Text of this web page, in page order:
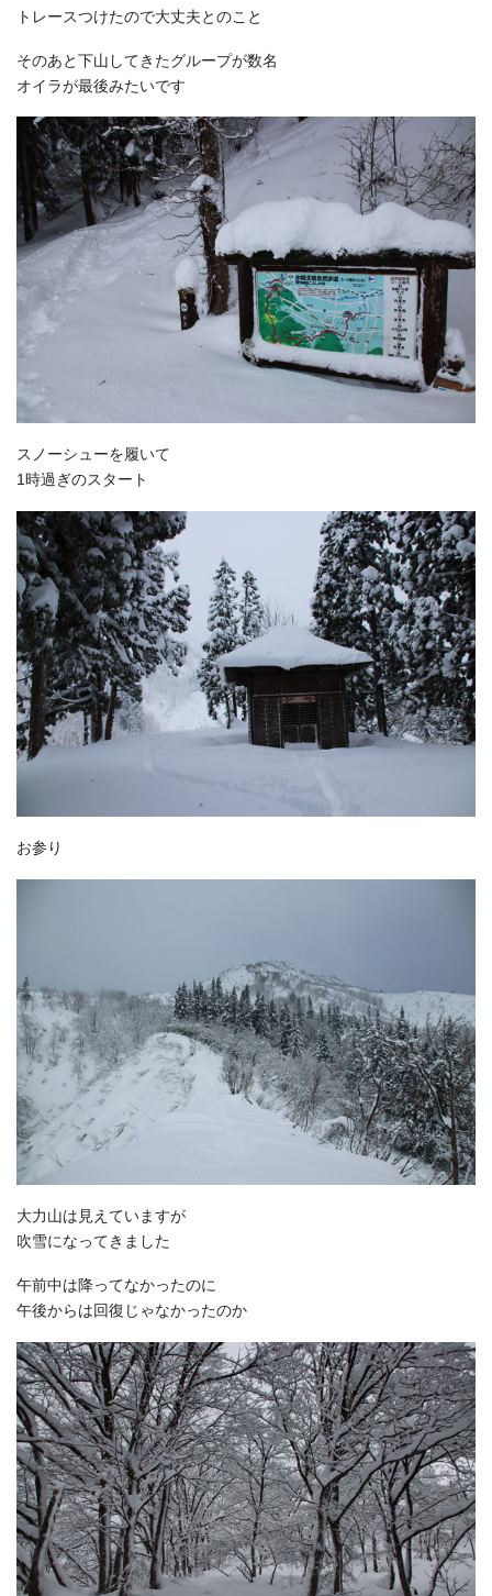
トレースつけたので大丈夫とのこと
そのあと下山してきたグループが数名
オイラが最後みたいです
スノーシューを履いて
1時過ぎのスタート
お参り
大力山は見えていますが
吹雪になってきました
午前中は降ってなかったのに
午後からは回復じゃなかったのか